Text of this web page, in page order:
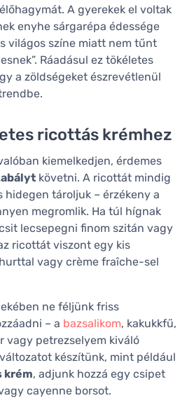
A gyerekek el voltak
enyhe sárgarépa édessége
világos színe miatt nem tűnt
Ráadásul ez tökéletes
a zöldségeket észrevétlenül
ricottás krémhez
kiemelkedjen, érdemes
követni. A ricottát mindig
hidegen tároljuk – érzékeny a
megromlik. Ha túl hígnak
lecsepegni finom szitán vagy
ricottát viszont egy kis
vagy crème fraîche-sel
ne féljünk friss
– a bazsalikom, kakukkfű,
vagy petrezselyem kiváló
készítünk, mint például
krém, adjunk hozzá egy csipet
cayenne borsot.